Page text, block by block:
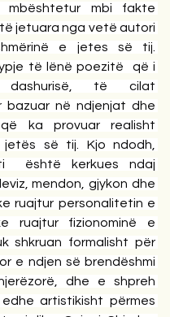
mbështetur mbi fakte
jetuara nga vetë autori
e jetes së tij.
të lënë poezitë  që i
dashurisë, të cilat
bazuar në ndjenjat dhe
ka provuar realisht
së tij. Kjo ndodh,
është kerkues ndaj
mendon, gjykon dhe
ruajtur personalitetin e
ruajtur fizionominë e
shkruan formalisht për
e ndjen së brendëshmi
dhe e shpreh
artistikisht përmes